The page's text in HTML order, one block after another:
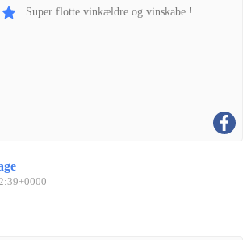
Super flotte vinkældre og vinskabe !